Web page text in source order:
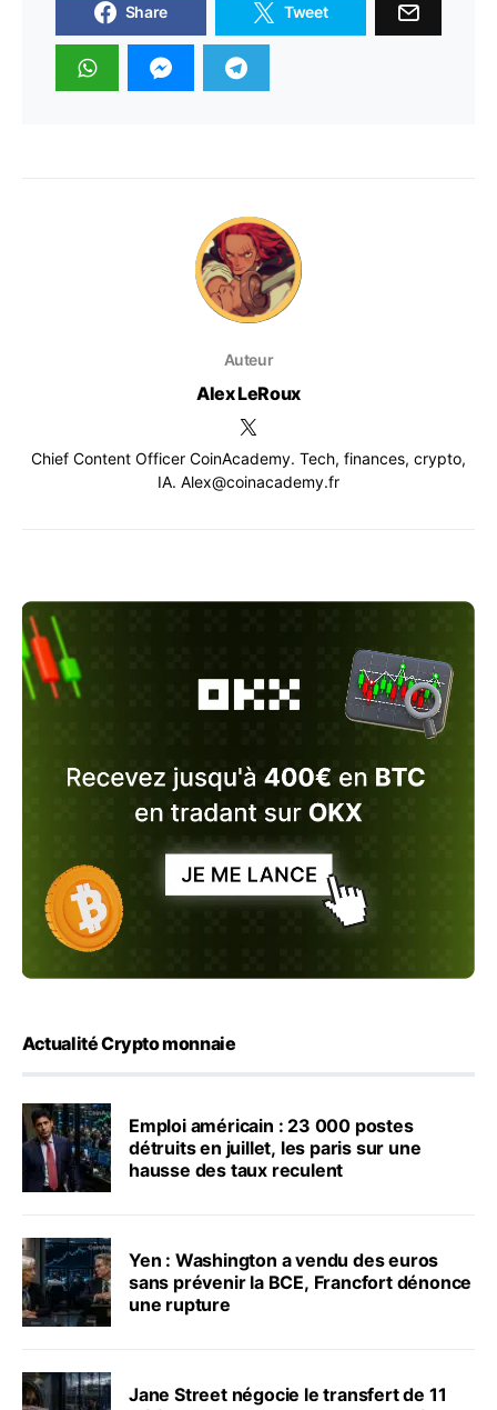
Share Tweet
Auteur
Alex LeRoux
Chief Content Officer CoinAcademy. Tech, finances, crypto,
IA. Alex@coinacademy.fr
Actualité Crypto monnaie
Emploi américain : 23 000 postes
détruits en juillet, les paris sur une
hausse des taux reculent
Yen : Washington a vendu des euros
sans prévenir la BCE, Francfort dénonce
une rupture
Jane Street négocie le transfert de 11